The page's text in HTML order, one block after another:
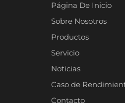
Página De Inicio
Sobre Nosotros
Productos
Servicio
Noticias
Caso de
Contacto